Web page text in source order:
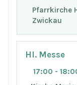
Pfarrkirche
Zwickau
Hl. Messe
17:00 -